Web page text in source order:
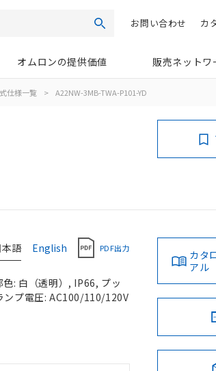
検索 カ
お問い合わせ
オムロンの提供価値 販売ネットワ
仕様一覧 > A22NW-3MB-TWA-P101-YD
本語 English PDF出力
: 白（透明）, IP66, プッ
ンプ電圧: AC100/110/120V
カタ
アル